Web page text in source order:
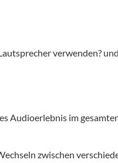
verwenden?
Audioerlebnis im
zwischen